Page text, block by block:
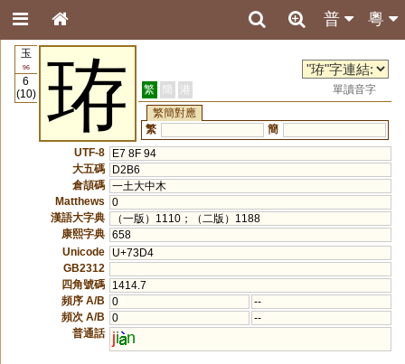
粵
普
玉
96
6
(10)
珔 繁 簡 港
單讀音字
繁簡對應
繁
簡
UTF-8
E7 8F 94
大五碼
D2B6
倉頡碼 一土大中木
Matthews
0
漢語大字典
（一版）1110；（二版）1188
康熙字典 658
Unicode
U+73D4
GB2312
四角號碼
1414.7
頻序 A/B
0
--
頻次 A/B
0
--
普通話
ji n